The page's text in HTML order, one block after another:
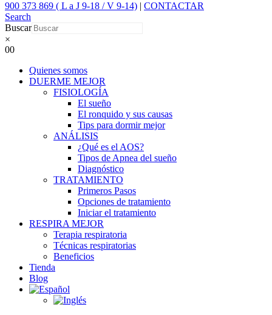
900 373 869 ( L a J 9-18 / V 9-14) | CONTACTAR
Search
Buscar
×
00
Quienes somos
DUERME MEJOR
FISIOLOGÍA
El sueño
El ronquido y sus causas
Tips para dormir mejor
ANÁLISIS
¿Qué es el AOS?
Tipos de Apnea del sueño
Diagnóstico
TRATAMIENTO
Primeros Pasos
Opciones de tratamiento
Iniciar el tratamiento
RESPIRA MEJOR
Terapia respiratoria
Técnicas respiratorias
Beneficios
Tienda
Blog